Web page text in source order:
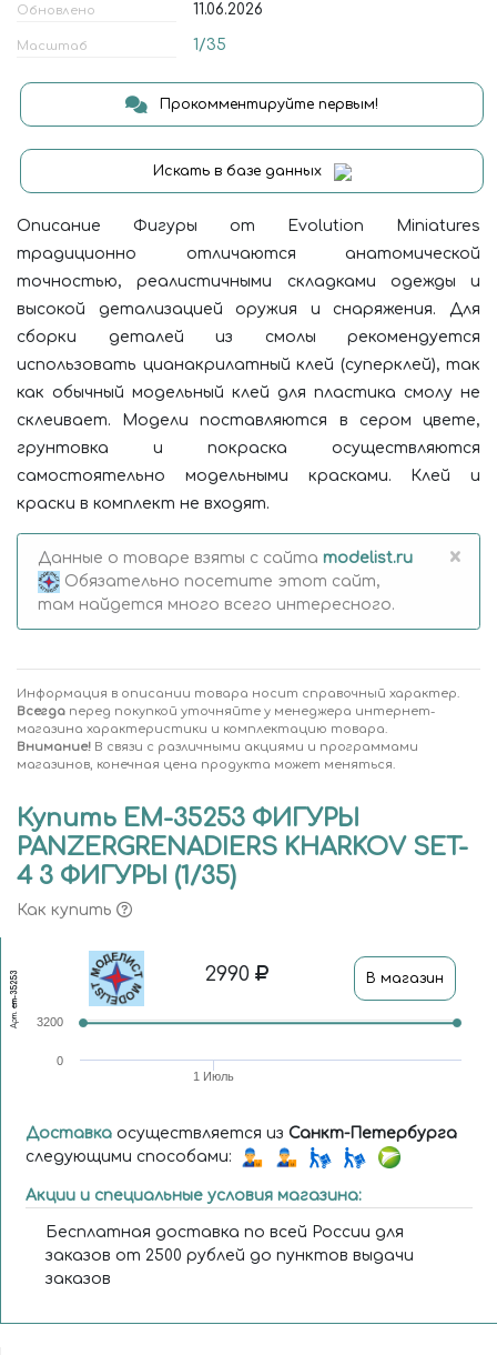
Обновлено 11.06.2026
Масштаб 1/35
Прокомментируйте первым!
Искать в базе данных
Описание Фигуры от Evolution Miniatures
традиционно отличаются анатомической
точностью, реалистичными складками одежды и
высокой детализацией оружия и снаряжения. Для
сборки деталей из смолы рекомендуется
использовать цианакрилатный клей (суперклей), так
как обычный модельный клей для пластика смолу не
склеивает. Модели поставляются в сером цвете,
грунтовка и покраска осуществляются
самостоятельно модельными красками. Клей и
краски в комплект не входят.
Данные о товаре взяты с сайта modelist.ru
Обязательно посетите этот сайт,
там найдется много всего интересного.
×
Информация в описании товара носит справочный характер.
Всегда перед покупкой уточняйте у менеджера интернет-
магазина характеристики и комплектацию товара.
Внимание! В связи с различными акциями и программами
магазинов, конечная цена продукта может меняться.
Купить EM-35253 ФИГУРЫ
PANZERGRENADIERS KHARKOV SET-
4 3 ФИГУРЫ (1/35)
Как купить
Арт.
em-35253 2990 В магазин
1 Июль
0
3200
Доставка осуществляется из Санкт-Петербурга
следующими способами:
Акции и специальные условия магазина:
Бесплатная доставка по всей России для
заказов от 2500 рублей до пунктов выдачи
заказов